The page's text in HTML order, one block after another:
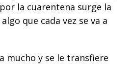
la cuarentena surge la
que cada vez se va a
mucho y se le transfiere